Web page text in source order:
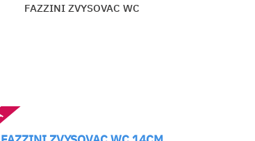
FAZZINI MADLO KOVOVÉ 40CM